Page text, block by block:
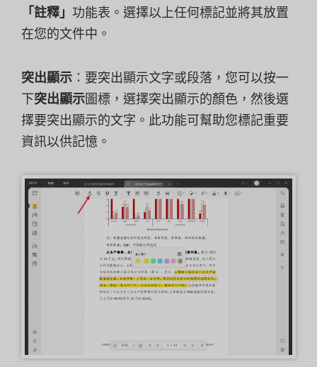
「註釋」 功能表。選擇以上任何標記並將其放置
在您的文件中。
突出顯示 ：要突出顯示文字或段落，您可以按一
下突出顯示圖標，選擇突出顯示的顏色，然後選
擇要突出顯示的文字。此功能可幫助您標記重要
資訊以供記憶。